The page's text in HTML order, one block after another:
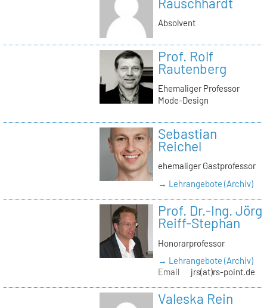
Absolvent
Prof. Rolf
Rautenberg
Ehemaliger Professor
Mode-Design
Sebastian
Reichel
ehemaliger Gastprofessor
→ Lehrangebote (Archiv)
Prof. Dr.-Ing. Jörg
Reiff-Stephan
Honorarprofessor
→ Lehrangebote (Archiv)
Email
jrs(at)rs-point.de
Valeska Rein